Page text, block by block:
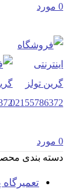
0 مورد
0 مورد
دسته بندی